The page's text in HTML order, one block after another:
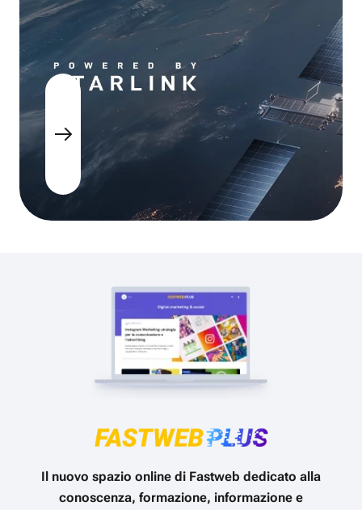
Il nuovo spazio online di Fastweb dedicato alla
conoscenza, formazione, informazione e